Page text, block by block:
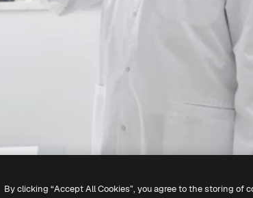
By clicking “Accept All Cookies”, you agree to the storing of